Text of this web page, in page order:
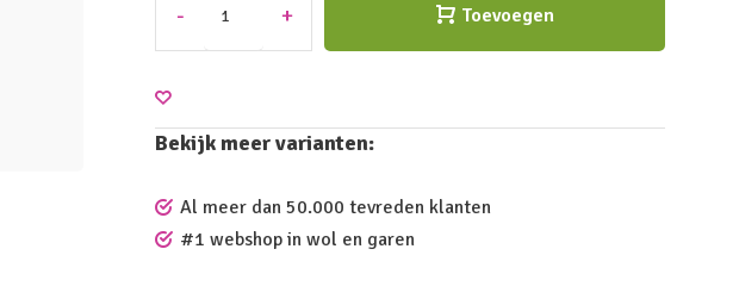
- + Toevoegen
Bekijk meer varianten:
Al meer dan 50.000 tevreden klanten
#1 webshop in wol en garen